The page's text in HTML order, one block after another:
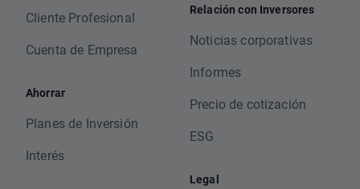
Cliente Profesional
Cuenta de Empresa
Ahorrar
Planes de Inversión
Interés
Relación con Inversores
Noticias corporativas
Informes
Precio de cotización
ESG
Legal